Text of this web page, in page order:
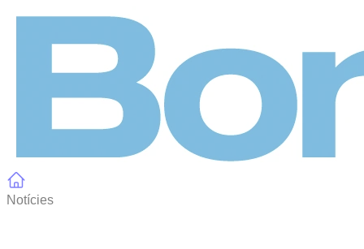
Notícies